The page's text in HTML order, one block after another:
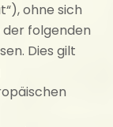
ohne sich
der folgenden
Dies gilt